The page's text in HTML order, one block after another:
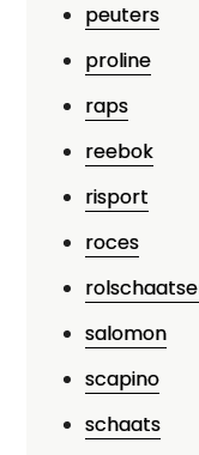
peuters
proline
raps
reebok
risport
roces
salomon
scapino
schaats